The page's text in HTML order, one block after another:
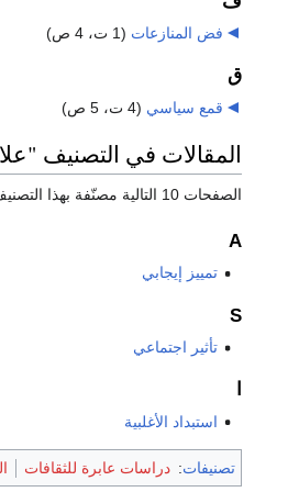
فض المنازعات (1 ت، 4 ص)
ق
قمع سياسي (4 ت، 5 ص)
المقالات في التصنيف
الصفحات 10 التالية مصنّفة بهذا التصنيف، من إجمالي 10.
A
تمييز إيجابي
S
تأثير اجتماعي
استبداد الأغلبية
تصنيفات: دراسات عابرة للثقافات